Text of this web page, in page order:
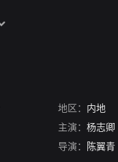
地区： 内地
主演： 杨志卿
导演： 陈翼青